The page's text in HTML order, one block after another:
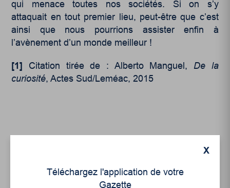
qui menace toutes nos sociétés. Si on s’y
attaquait en tout premier lieu, peut-être que c’est
ainsi que nous pourrions assister enfin à
l’avènement d’un monde meilleur !
[1] Citation tirée de : Alberto Manguel, De la
curiosité, Actes Sud/Leméac, 2015
Articles récents
X
Téléchargez l'application de votre
Gazette